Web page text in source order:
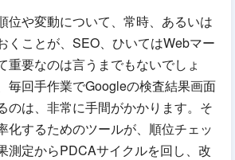
位や変動について、常時、あるいは
くことが、SEO、ひいてはWebマー
重要なのは言うまでもないでしょ
毎回手作業でGoogleの検査結果画面
のは、非常に手間がかかります。そ
化するためのツールが、順位チェッ
測定からPDCAサイクルを回し、改